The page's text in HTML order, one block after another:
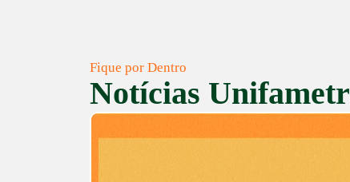
Fique por Dentro
Notícias